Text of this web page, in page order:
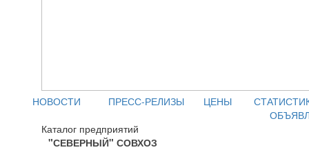
НОВОСТИ ПРЕСС-РЕЛИЗЫ ЦЕНЫ
Каталог предприятий
"СЕВЕРНЫЙ" СОВХОЗ